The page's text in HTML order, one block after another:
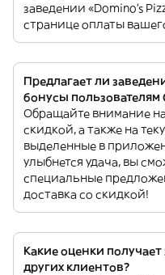
заведении «Domino's
странице оплаты
Предлагает ли
бонусы пользователям
Обращайте внимание
скидкой, а также на
выделенные в
улыбнется удача, вы
специальные
доставка со скидкой!
Какие оценки получает
других клиентов?